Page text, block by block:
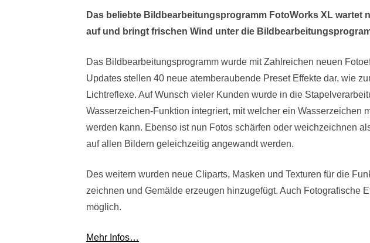
Das beliebte Bildbearbeitungsprogramm FotoWorks XL
auf und bringt frischen Wind unter die
Das Bildbearbeitungsprogramm wurde mit Zahlreichen neuen
Updates stellen 40 neue atemberaubende Preset Effekte dar, wie
Lichtreflexe. Auf Wunsch vieler Kunden wurde in die
Wasserzeichen-Funktion integriert, mit welcher ein Wasserzeichen
werden kann. Ebenso ist nun Fotos schärfen oder weichzeichnen
auf allen Bildern geleichzeitig angewandt werden.
Des weitern wurden neue Cliparts, Masken und Texturen für die
zeichnen und Gemälde erzeugen hinzugefügt. Auch Fotografische
möglich.
Mehr Infos…